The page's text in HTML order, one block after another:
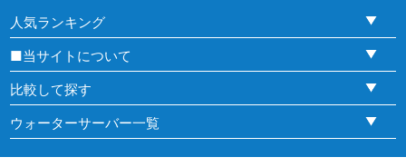
人気ランキング
■当サイトについて
比較して探す
ウォーターサーバー一覧